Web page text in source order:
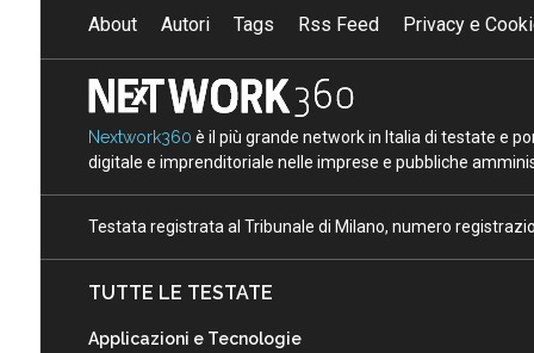
About Autori Tags Rss Feed Privacy e
Nextwork360 è il più grande network in Italia di testate e
digitale e imprenditoriale nelle imprese e pubbliche
Testata registrata al Tribunale di Milano, numero
TUTTE LE TESTATE
Applicazioni e Tecnologie